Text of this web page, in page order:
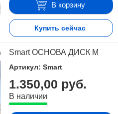
В корзину
Купить сейчас
Smart ОСНОВА ДИСК M
Артикул: Smart
1.350,00 руб.
В наличии